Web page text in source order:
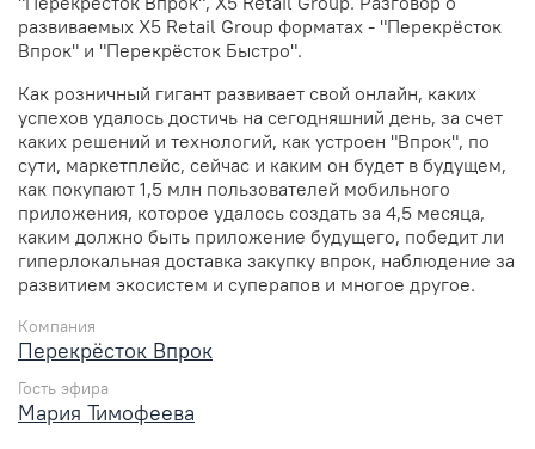
развиваемых X5 Retail Group форматах - "Перекрёсток
Впрок" и "Перекрёсток Быстро".
Как розничный гигант развивает свой онлайн, каких
успехов удалось достичь на сегодняшний день, за счет
каких решений и технологий, как устроен "Впрок", по
сути, маркетплейс, сейчас и каким он будет в будущем,
как покупают 1,5 млн пользователей мобильного
приложения, которое удалось создать за 4,5 месяца,
каким должно быть приложение будущего, победит ли
гиперлокальная доставка закупку впрок, наблюдение за
развитием экосистем и суперапов и многое другое.
Компания
Перекрёсток Впрок
Гость эфира
Мария Тимофеева